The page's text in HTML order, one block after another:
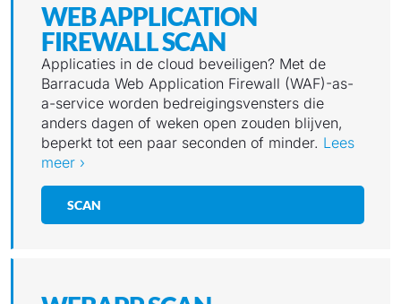
WEB APPLICATION
FIREWALL SCAN
Applicaties in de cloud beveiligen? Met de
Barracuda Web Application Firewall (WAF)-as-
a-service worden bedreigingsvensters die
anders dagen of weken open zouden blijven,
beperkt tot een paar seconden of minder. Lees
meer ›
SCAN